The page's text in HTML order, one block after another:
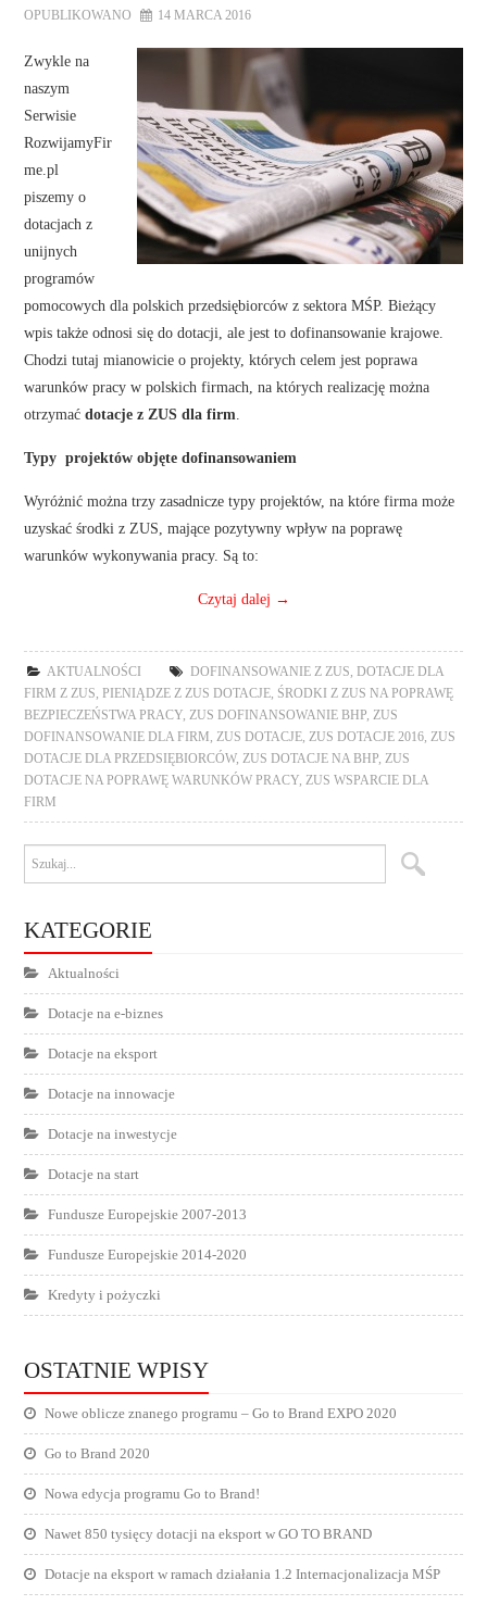
OPUBLIKOWANO 14 MARCA 2016
Zwykle na
naszym
Serwisie
RozwijamyFir
me.pl
piszemy o
dotacjach z
unijnych
programów
pomocowych dla polskich przedsiębiorców z sektora MŚP. Bieżący
wpis także odnosi się do dotacji, ale jest to dofinansowanie krajowe.
Chodzi tutaj mianowicie o projekty, których celem jest poprawa
warunków pracy w polskich firmach, na których realizację można
otrzymaćdotacje z ZUS dla firm
Typy projektów objęte dofinansowaniem
Wyróżnić można trzy zasadnicze typy projektów, na które firma może
uzyskać środki z ZUS, mające pozytywny wpływ na poprawę
warunków wykonywania pracy. Są to:
Czytaj dalej →
AKTUALNOŚCI DOFINANSOWANIE Z ZUS ,DOTACJE DLA
FIRM Z ZUS ,PIENIĄDZE Z ZUS DOTACJE ŚRODKI Z ZUS NA POPRAWĘ
BEZPIECZEŃSTWA PRACY ZUS DOFINANSOWANIE BHP ZUS
DOFINANSOWANIE DLA FIRM
ZUS DOTACJE ZUS DOTACJE 2016 ZUS
DOTACJE DLA PRZEDSIĘBIORCÓW, ZUS DOTACJE NA BHP ZUS
DOTACJE NA POPRAWĘ WARUNKÓW PRACY ZUS WSPARCIE DLA
FIRM
KATEGORIE
Aktualności
Dotacje na e-biznes
Dotacje na eksport
Dotacje na innowacje
Dotacje na inwestycje
Dotacje na start
Fundusze Europejskie 2007-2013
Fundusze Europejskie 2014-2020
Kredyty i pożyczki
OSTATNIE WPISY
Nowe oblicze znanego programu – Go to Brand EXPO 2020
Go to Brand 2020
Nowa edycja programu Go to Brand!
Nawet 850 tysięcy dotacji na eksport w GO TO BRAND
Dotacje na eksport w ramach działania 1.2 Internacjonalizacja MŚP